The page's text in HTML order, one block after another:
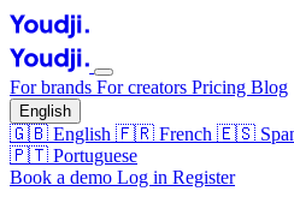
For brands For creators Pricing Blog
English
🇬🇧 English 🇫🇷 French 🇪🇸
🇵🇹 Portuguese
Book a demo Log in Register